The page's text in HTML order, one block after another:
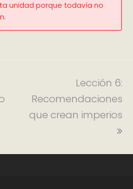
unidad porque todavía no
Lección 6:
Recomendaciones
que crean imperios